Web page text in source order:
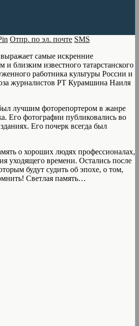
Отпр. по эл. почте SMS
самые искренние
и близким известного татарстанского
работника культуры России и
журналистов РТ Курамшина Наиля
лучшим фоторепортером в жанре
Его фотографии публиковались во
Его почерк всегда был
о хороших людях профессионалах,
уходящего времени. Остались после
будут судить об эпохе, о том,
Светлая память…